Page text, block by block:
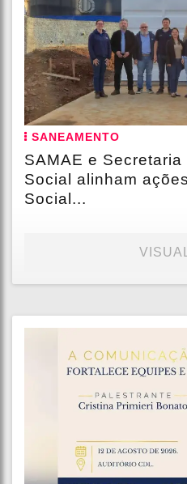
SANEAMENTO
SAMAE e
Social alinham
Social...